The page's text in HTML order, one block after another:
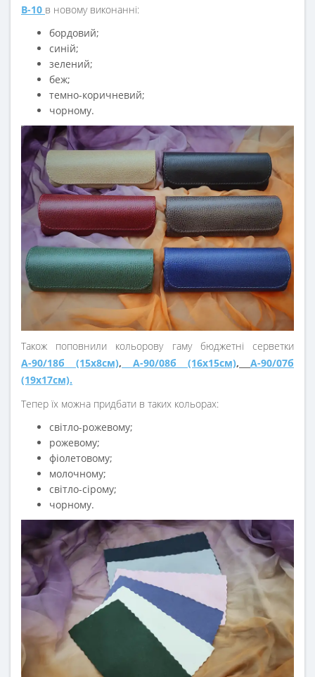
В-10 в новому виконанні:
бордовий;
синій;
зелений;
беж;
темно-коричневий;
чорному.
Також поповнили кольорову гаму бюджетні серветки
А-90/18б (15х8см), А-90/08б (16х15см), А-90/07б
(19х17см).
Тепер їх можна придбати в таких кольорах:
світло-рожевому;
рожевому;
фіолетовому;
молочному;
світло-сірому;
чорному.